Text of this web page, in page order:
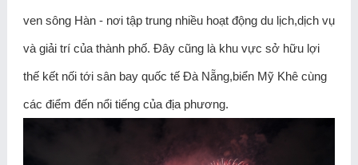
ven sông Hàn - nơi tập trung nhiều hoạt động du lịch,dịch vụ
và giải trí của thành phố. Đây cũng là khu vực sở hữu lợi
thế kết nối tới sân bay quốc tế Đà Nẵng,biển Mỹ Khê cùng
các điểm đến nổi tiếng của địa phương.